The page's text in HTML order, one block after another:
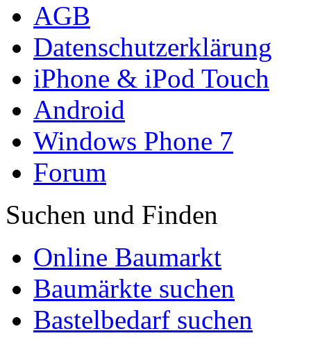
AGB
Datenschutzerklärung
iPhone & iPod Touch
Android
Windows Phone 7
Forum
Suchen und Finden
Online Baumarkt
Baumärkte suchen
Bastelbedarf suchen